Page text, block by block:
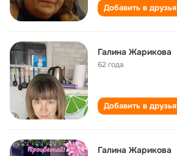
Добавить в друзья
Галина Жарикова
62 года
Добавить в друзья
Галина Жарикова